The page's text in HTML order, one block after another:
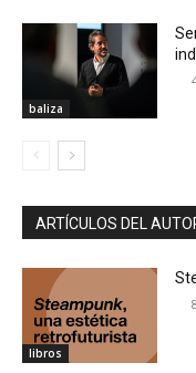
baliza
ARTÍCULOS DEL
libros